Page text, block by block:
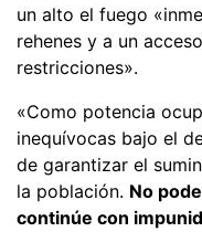
un alto el fuego
rehenes y a un
restricciones».
«Como potencia
inequívocas bajo el
de garantizar el
la población. No
continúe con